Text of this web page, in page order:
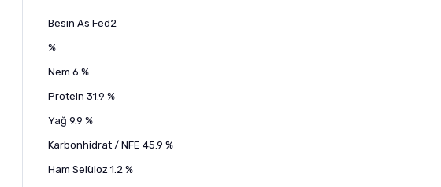
Besin As Fed2
%
Nem 6 %
Protein 31.9 %
Yağ 9.9 %
Karbonhidrat / NFE 45.9 %
Ham Selüloz 1.2 %